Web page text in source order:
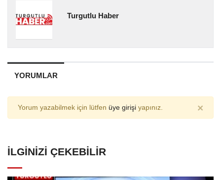
Turgutlu Haber
YORUMLAR
Yorum yazabilmek için lütfen üye girişi yapınız. ×
İLGINIZI ÇEKEBILIR